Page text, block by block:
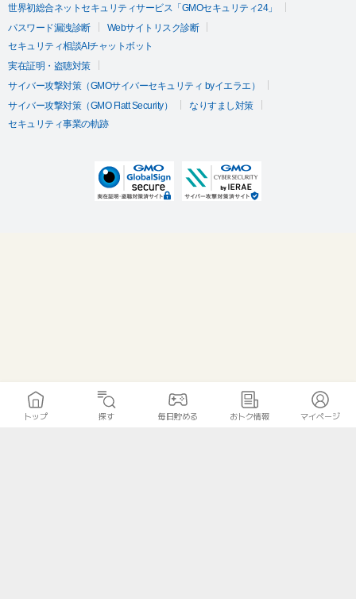
世界初総合ネットセキュリティサービス「GMOセキュリティ24」
パスワード漏洩診断
Webサイトリスク診断
セキュリティ相談AIチャットボット
実在証明・盗聴対策
サイバー攻撃対策（GMOサイバーセキュリティ byイエラエ）
サイバー攻撃対策（GMO Flatt Security）
なりすまし対策
セキュリティ事業の軌跡
トップ 探す 毎日貯める おトク情報 マイページ